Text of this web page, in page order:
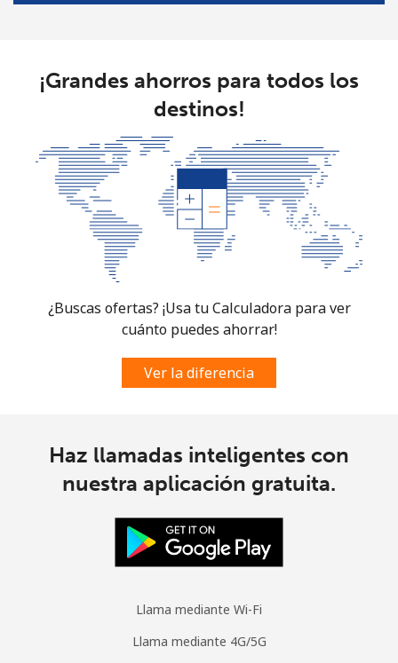
¡Grandes ahorros para todos los
destinos!
¿Buscas ofertas? ¡Usa tu Calculadora para ver
cuánto puedes ahorrar!
Ver la diferencia
Haz llamadas inteligentes con
nuestra aplicación gratuita.
Llama mediante Wi-Fi
Llama mediante 4G/5G